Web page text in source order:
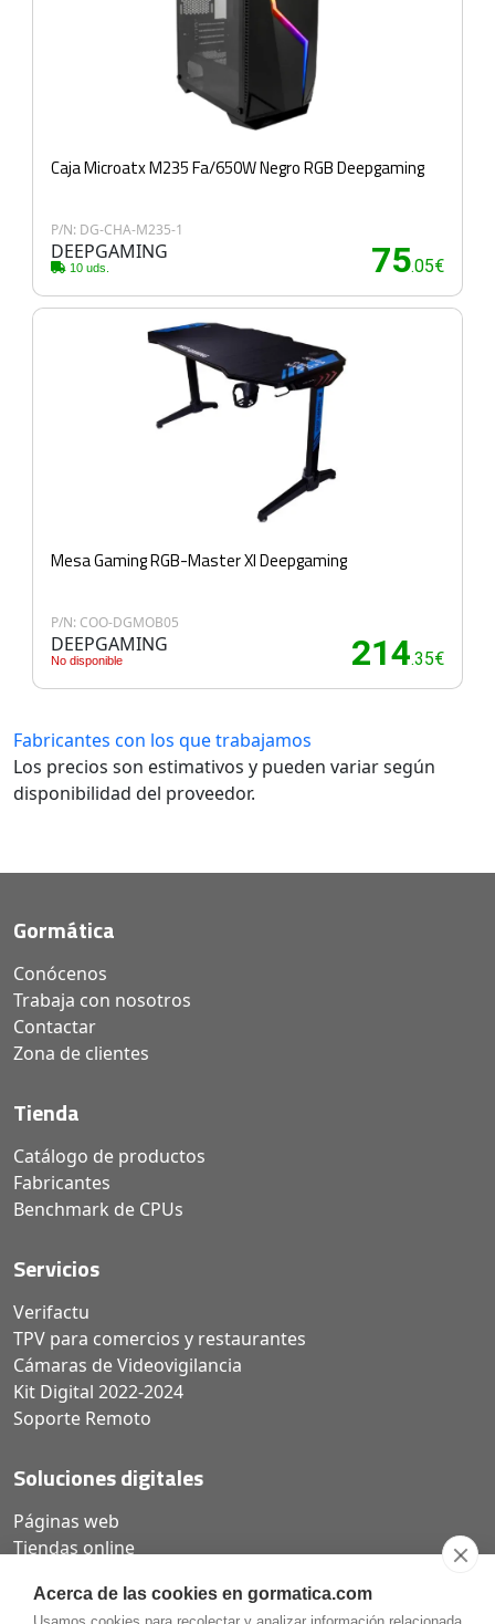
Acerca de las cookies en gormatica.com
Caja Microatx M235 Fa/650W Negro RGB Deepgaming
P/N: DG-CHA-M235-1
DEEPGAMING
10 uds. 75.05€
Mesa Gaming RGB-Master Xl Deepgaming
P/N: COO-DGMOB05
DEEPGAMING
No disponible 214.35€
Fabricantes con los que trabajamos
Los precios son estimativos y pueden variar según
disponibilidad del proveedor.
Gormática
Conócenos
Trabaja con nosotros
Contactar
Zona de clientes
Tienda
Catálogo de productos
Fabricantes
Benchmark de CPUs
Servicios
Verifactu
TPV para comercios y restaurantes
Cámaras de Videovigilancia
Kit Digital 2022-2024
Soporte Remoto
Soluciones digitales
Páginas web
Tiendas online